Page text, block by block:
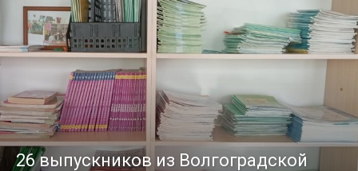
26 выпускников из Волгоградской